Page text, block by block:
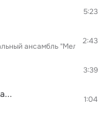
5:23
ансамбль "Мелодия"
2:43
3:39
1:04